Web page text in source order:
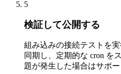
5
検証して公開する
組み込みの接続テストを
同期し、定期的な cron を
題が発生した場合はサポ